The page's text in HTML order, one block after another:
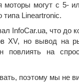
моторы могут с 5-
типа Lineartronic.
InfoCar.ua, что до
XV, но вывод на
повлиять на
поэтому мы не